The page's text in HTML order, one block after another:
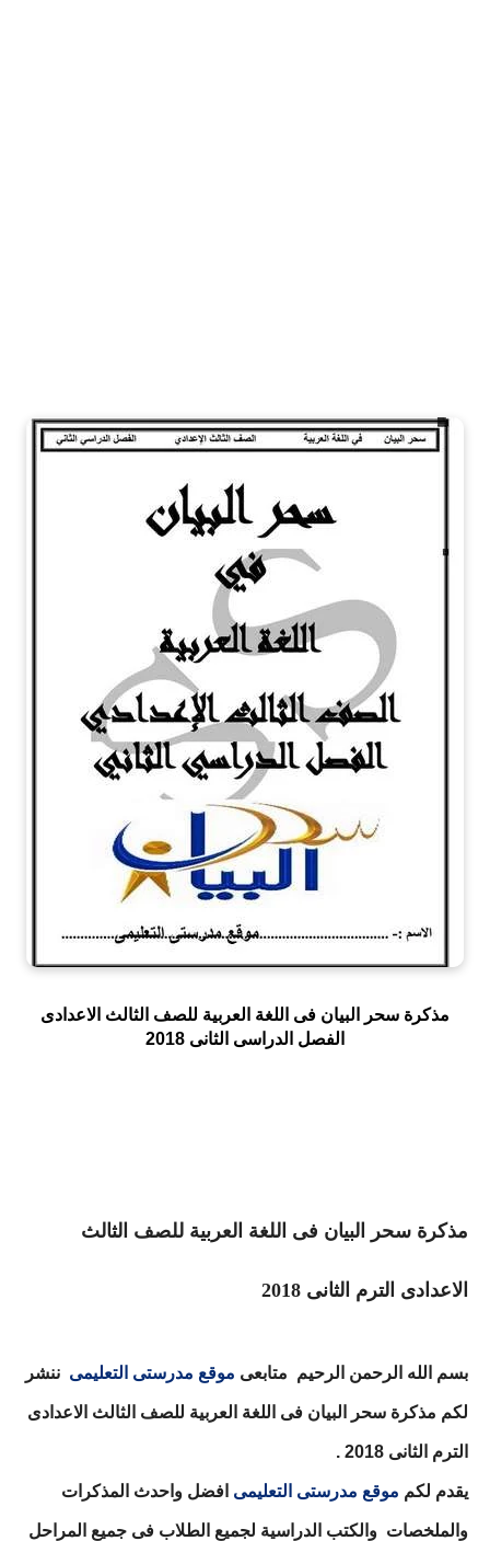
مذكرة سحر البيان فى اللغة العربية للصف الثالث الاعدادى
الفصل الدراسى الثانى 2018
مذكرة سحر البيان فى اللغة العربية للصف الثالث
الاعدادى الترم الثانى 2018
بسم الله الرحمن الرحيم متابعى موقع مدرستى التعليمى ننشر
لكم مذكرة سحر البيان فى اللغة العربية للصف الثالث الاعدادى
الترم الثانى 2018 .
يقدم لكم موقع مدرستى التعليمى افضل واحدث المذكرات
والملخصات والكتب الدراسية لجميع الطلاب فى جميع المراحل